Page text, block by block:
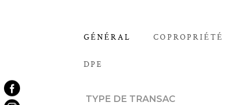
GÉNÉRAL COPROPRIÉTÉ
DPE
Caractérisque Valeurs
TYPE DE TRANSAC